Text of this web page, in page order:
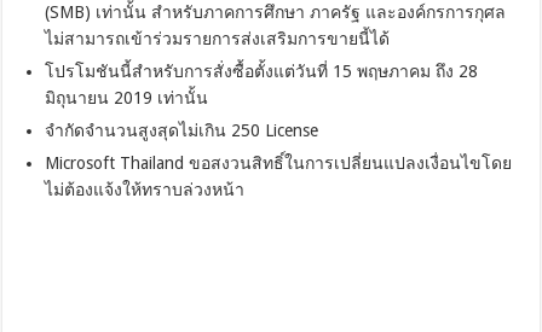
(SMB) เท่านั้น สำหรับภาคการศึกษา ภาครัฐ และองค์กรการกุศล
ไม่สามารถเข้าร่วมรายการส่งเสริมการขายนี้ได้
โปรโมชันนี้สำหรับการสั่งซื้อตั้งแต่วันที่ 15 พฤษภาคม ถึง 28
มิถุนายน 2019 เท่านั้น
จำกัดจำนวนสูงสุดไม่เกิน 250 License
Microsoft Thailand ขอสงวนสิทธิ์ในการเปลี่ยนแปลงเงื่อนไขโดย
ไม่ต้องแจ้งให้ทราบล่วงหน้า